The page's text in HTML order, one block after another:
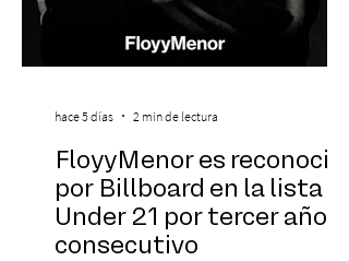
FloyyMenor es reconocido
por Billboard en la lista 21
Under 21 por tercer año
consecutivo
hace 5 días 2 min de lectura